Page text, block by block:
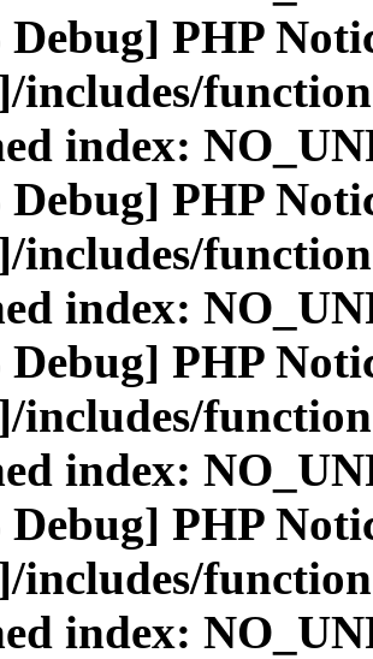
PHP
includes/
index:
PHP
includes/
index:
PHP
includes/
index:
PHP
includes/
index: